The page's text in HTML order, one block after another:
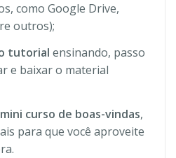
como Google Drive,
outros);
tutorial ensinando, passo
e baixar o material
mini curso de boas-vindas,
para que você aproveite